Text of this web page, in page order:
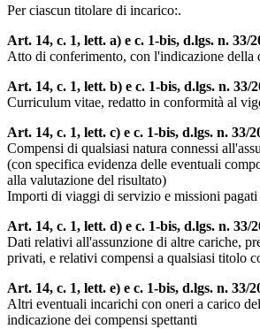
Per ciascun titolare di incarico:.
Art. 14, c. 1, lett. a) e c. 1-bis, d.lgs. n. 33/
Atto di conferimento, con l'indicazione della
Art. 14, c. 1, lett. b) e c. 1-bis, d.lgs. n. 33/
Curriculum vitae, redatto in conformità al
Art. 14, c. 1, lett. c) e c. 1-bis, d.lgs. n. 33/
Compensi di qualsiasi natura connessi
(con specifica evidenza delle eventuali
alla valutazione del risultato)
Importi di viaggi di servizio e missioni
Art. 14, c. 1, lett. d) e c. 1-bis, d.lgs. n. 33/
Dati relativi all'assunzione di altre cariche,
privati, e relativi compensi a qualsiasi titolo
Art. 14, c. 1, lett. e) e c. 1-bis, d.lgs. n. 33/
Altri eventuali incarichi con oneri a carico
indicazione dei compensi spettanti